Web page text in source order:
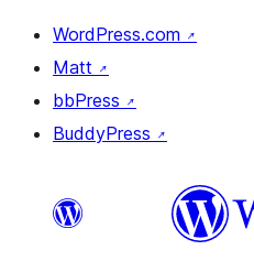
WordPress.com ↗
Matt ↗
bbPress ↗
BuddyPress ↗